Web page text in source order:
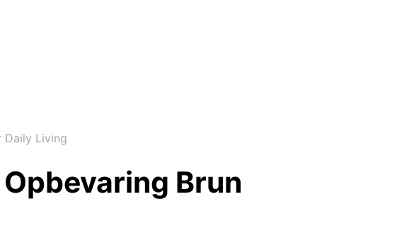
Daily Living
Brun